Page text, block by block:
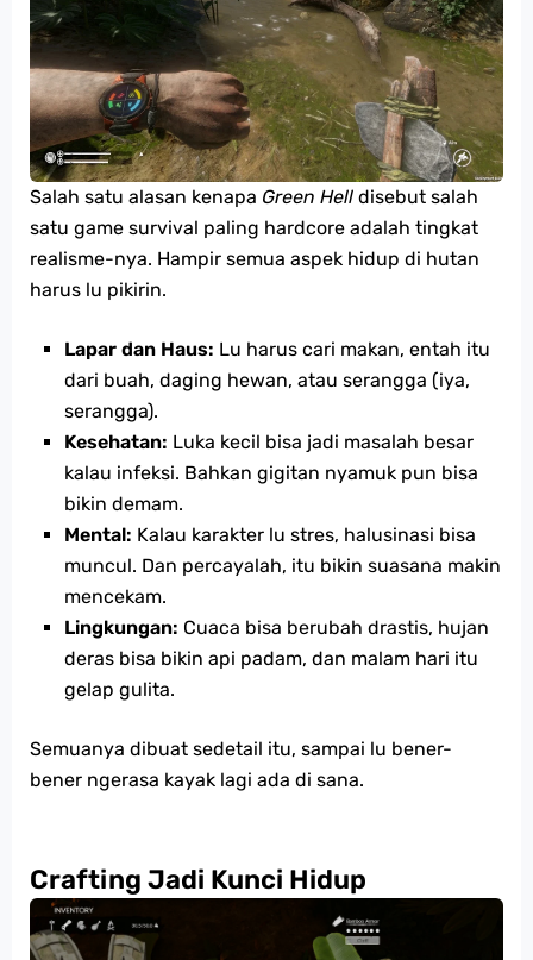
Salah satu alasan kenapa Green Hell disebut salah
satu game survival paling hardcore adalah tingkat
realisme-nya. Hampir semua aspek hidup di hutan
harus lu pikirin.
Lapar dan Haus: Lu harus cari makan, entah itu
dari buah, daging hewan, atau serangga (iya,
serangga).
Kesehatan: Luka kecil bisa jadi masalah besar
kalau infeksi. Bahkan gigitan nyamuk pun bisa
bikin demam.
Mental: Kalau karakter lu stres, halusinasi bisa
muncul. Dan percayalah, itu bikin suasana makin
mencekam.
Lingkungan: Cuaca bisa berubah drastis, hujan
deras bisa bikin api padam, dan malam hari itu
gelap gulita.
Semuanya dibuat sedetail itu, sampai lu bener-
bener ngerasa kayak lagi ada di sana.
Crafting Jadi Kunci Hidup